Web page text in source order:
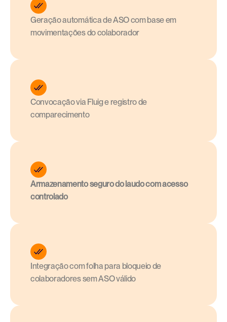
Geração automática de ASO com base em
movimentações do colaborador
Convocação via Fluig e registro de
comparecimento
Armazenamento seguro do laudo com acesso
controlado
Integração com folha para bloqueio de
colaboradores sem ASO válido